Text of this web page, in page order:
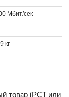
Мбит/сек
кг
товар (РСТ или